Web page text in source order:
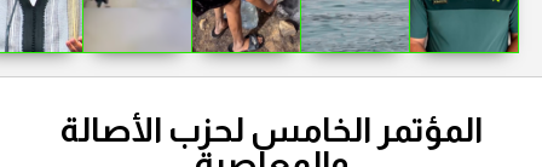
المؤتمر الخامس لحزب الأصالة